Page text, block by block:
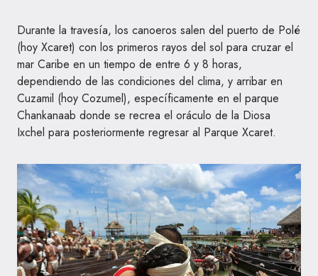
Durante la travesía, los canoeros salen del puerto de Polé
(hoy Xcaret) con los primeros rayos del sol para cruzar el
mar Caribe en un tiempo de entre 6 y 8 horas,
dependiendo de las condiciones del clima, y arribar en
Cuzamil (hoy Cozumel), específicamente en el parque
Chankanaab donde se recrea el oráculo de la Diosa
Ixchel para posteriormente regresar al Parque Xcaret.